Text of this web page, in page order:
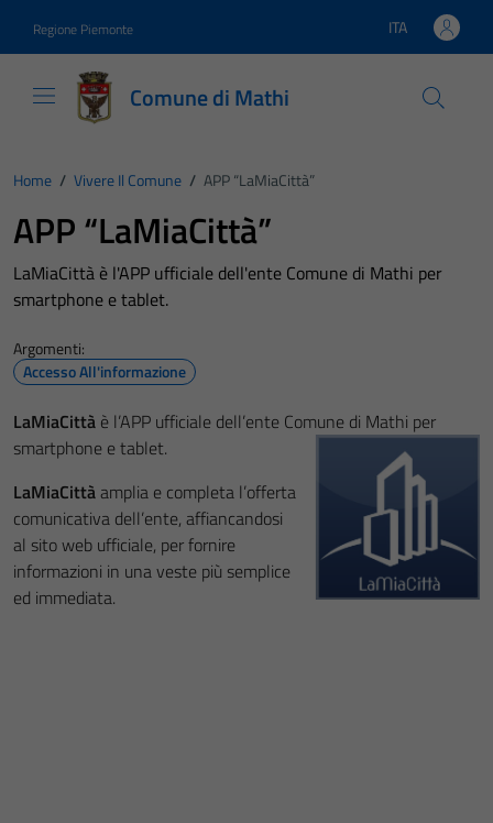
Regione Piemonte Lingua attiva:
ITA
Comune di Mathi
Home / Vivere Il Comune / APP “LaMiaCittà”
APP “LaMiaCittà”
LaMiaCittà è l'APP ufficiale dell'ente Comune di Mathi per
smartphone e tablet.
Argomenti:
Accesso All'informazione
LaMiaCittà è l’APP ufficiale dell’ente Comune di Mathi per
smartphone e tablet.
LaMiaCittàamplia e completa l’offerta
comunicativa dell’ente, affiancandosi
al sito web ufficiale, per fornire
informazioni in una veste più semplice
ed immediata.